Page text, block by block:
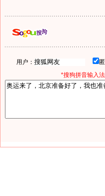
用户：
*搜狗拼音输入